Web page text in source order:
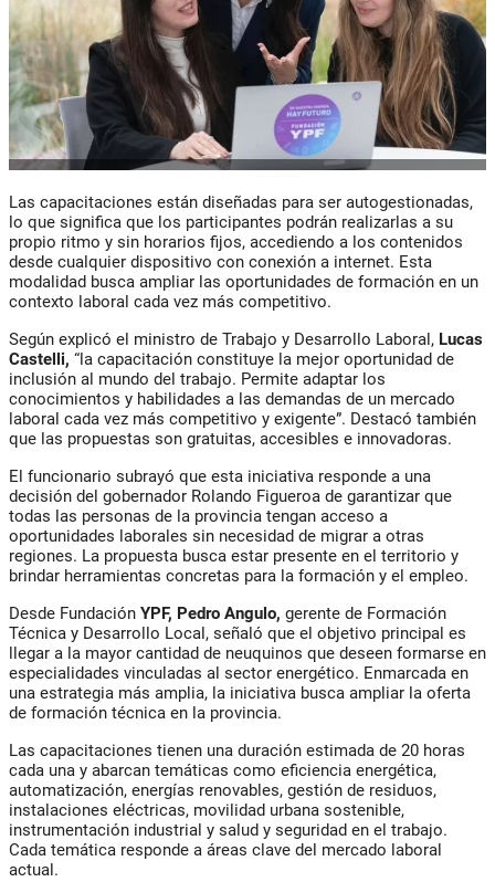
Las capacitaciones están diseñadas para ser autogestionadas,
lo que significa que los participantes podrán realizarlas a su
propio ritmo y sin horarios fijos, accediendo a los contenidos
desde cualquier dispositivo con conexión a internet. Esta
modalidad busca ampliar las oportunidades de formación en un
contexto laboral cada vez más competitivo.
Según explicó el ministro de Trabajo y Desarrollo Laboral, Lucas
Castelli, “la capacitación constituye la mejor oportunidad de
inclusión al mundo del trabajo. Permite adaptar los
conocimientos y habilidades a las demandas de un mercado
laboral cada vez más competitivo y exigente”. Destacó también
que las propuestas son gratuitas, accesibles e innovadoras.
El funcionario subrayó que esta iniciativa responde a una
decisión del gobernador Rolando Figueroa de garantizar que
todas las personas de la provincia tengan acceso a
oportunidades laborales sin necesidad de migrar a otras
regiones. La propuesta busca estar presente en el territorio y
brindar herramientas concretas para la formación y el empleo.
Desde Fundación YPF, Pedro Angulo, gerente de Formación
Técnica y Desarrollo Local, señaló que el objetivo principal es
llegar a la mayor cantidad de neuquinos que deseen formarse en
especialidades vinculadas al sector energético. Enmarcada en
una estrategia más amplia, la iniciativa busca ampliar la oferta
de formación técnica en la provincia.
Las capacitaciones tienen una duración estimada de 20 horas
cada una y abarcan temáticas como eficiencia energética,
automatización, energías renovables, gestión de residuos,
instalaciones eléctricas, movilidad urbana sostenible,
instrumentación industrial y salud y seguridad en el trabajo.
Cada temática responde a áreas clave del mercado laboral
actual.